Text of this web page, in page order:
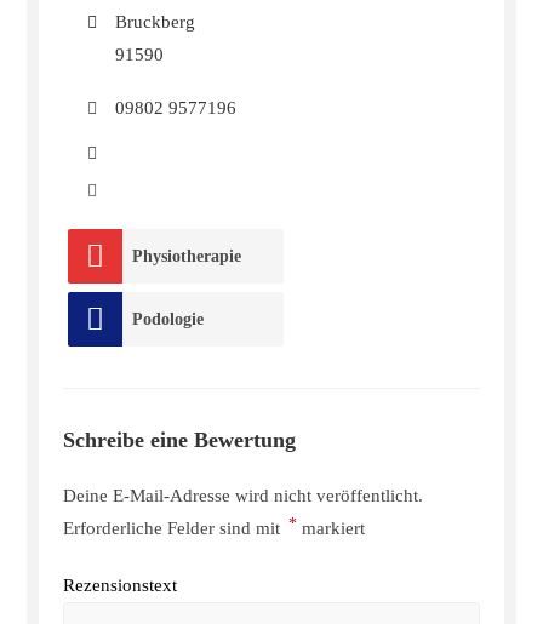
Bruckberg
91590
09802 9577196
Physiotherapie
Podologie
Schreibe eine Bewertung
Deine E-Mail-Adresse wird nicht veröffentlicht.
Erforderliche Felder sind mit * markiert
Rezensionstext